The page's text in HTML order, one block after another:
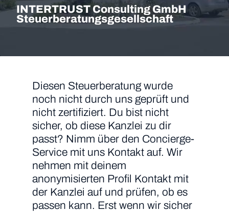
INTERTRUST Consulting GmbH
Steuerberatungsgesellschaft
Diesen Steuerberatung wurde
noch nicht durch uns geprüft und
nicht zertifiziert. Du bist nicht
sicher, ob diese Kanzlei zu dir
passt? Nimm über den Concierge-
Service mit uns Kontakt auf. Wir
nehmen mit deinem
anonymisierten Profil Kontakt mit
der Kanzlei auf und prüfen, ob es
passen kann. Erst wenn wir sicher